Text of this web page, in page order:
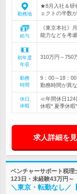
勤務地
★8月入社＆研
ェクトの半数
給与
《東京本社》
能力などを考
初年度
年収
310万円～750
勤務
時間
9：00～18：
勤務時間が異
休日
休暇
≪年間休日124
休暇* 夏季休暇
求人詳細を
ベンチャーサポート税理
123日・未経験43万円～
＼東京・転勤なし／